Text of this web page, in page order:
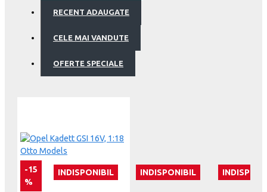
RECENT ADAUGATE
CELE MAI VANDUTE
OFERTE SPECIALE
-15
%
INDISPONIBIL INDISPONIBIL